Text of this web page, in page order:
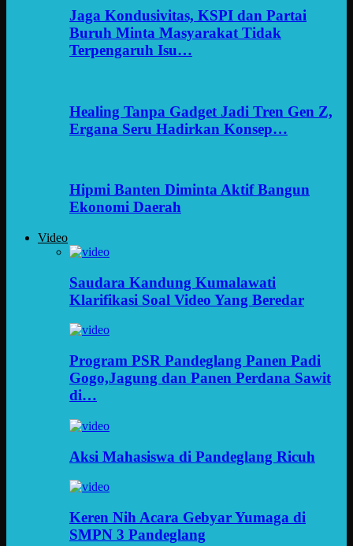
Jaga Kondusivitas, KSPI dan Partai
Buruh Minta Masyarakat Tidak
Terpengaruh Isu…
Healing Tanpa Gadget Jadi Tren Gen Z,
Ergana Seru Hadirkan Konsep…
Hipmi Banten Diminta Aktif Bangun
Ekonomi Daerah
Video
Saudara Kandung Kumalawati
Klarifikasi Soal Video Yang Beredar
Program PSR Pandeglang Panen Padi
Gogo,Jagung dan Panen Perdana Sawit
di…
Aksi Mahasiswa di Pandeglang Ricuh
Keren Nih Acara Gebyar Yumaga di
SMPN 3 Pandeglang